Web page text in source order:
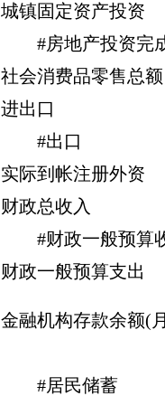
城镇固定资产投资
#房地产投资完
社会消费品零售总额
进出口
#出口
实际到帐注册外资
财政总收入
#财政一般预算
财政一般预算支出
金融机构存款余额(
#居民储蓄